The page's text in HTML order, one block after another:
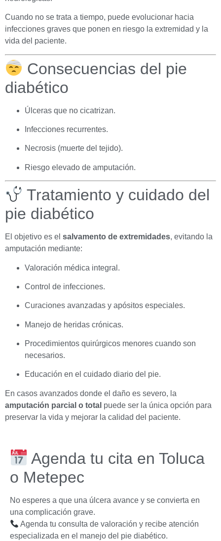
Cuando no se trata a tiempo, puede evolucionar hacia
infecciones graves que ponen en riesgo la extremidad y la
vida del paciente.
Consecuencias del pie
diabético
Úlceras que no cicatrizan.
Infecciones recurrentes.
Necrosis (muerte del tejido).
Riesgo elevado de amputación.
Tratamiento y cuidado del
pie diabético
El objetivo es el salvamento de extremidades, evitando la
amputación mediante:
Valoración médica integral.
Control de infecciones.
Curaciones avanzadas y apósitos especiales.
Manejo de heridas crónicas.
Procedimientos quirúrgicos menores cuando son
necesarios.
Educación en el cuidado diario del pie.
En casos avanzados donde el daño es severo, la
amputación parcial o total puede ser la única opción para
preservar la vida y mejorar la calidad del paciente.
Agenda tu cita en Toluca
o Metepec
No esperes a que una úlcera avance y se convierta en
una complicación grave.
Agenda tu consulta de valoración y recibe atención
especializada en el manejo del pie diabético.